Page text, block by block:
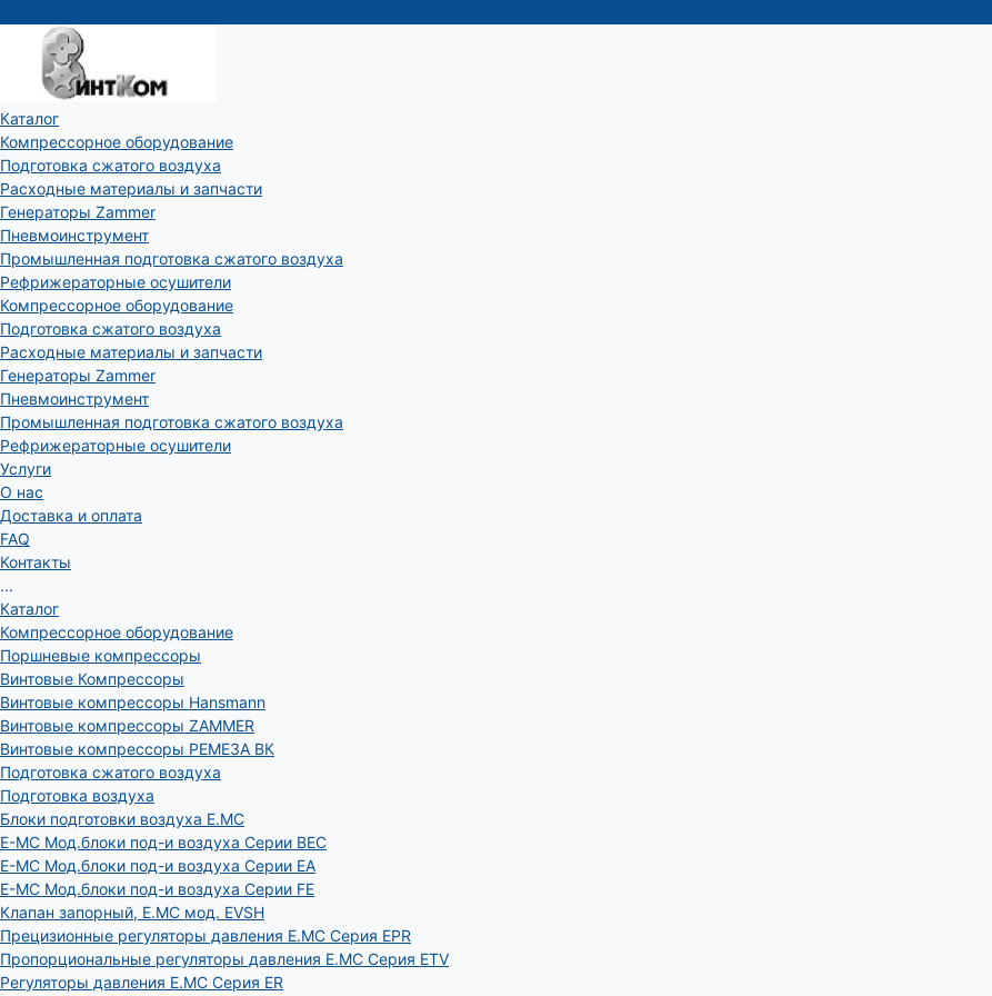
Каталог
Компрессорное оборудование
Подготовка сжатого воздуха
Расходные материалы и запчасти
Генераторы Zammer
Пневмоинструмент
Промышленная подготовка сжатого воздуха
Рефрижераторные осушители
Компрессорное оборудование
Подготовка сжатого воздуха
Расходные материалы и запчасти
Генераторы Zammer
Пневмоинструмент
Промышленная подготовка сжатого воздуха
Рефрижераторные осушители
Услуги
О нас
Доставка и оплата
FAQ
Контакты
...
Каталог
Компрессорное оборудование
Поршневые компрессоры
Винтовые Компрессоры
Винтовые компрессоры Hansmann
Винтовые компрессоры ZAMMER
Винтовые компрессоры РЕМЕЗА ВК
Подготовка сжатого воздуха
Подготовка воздуха
Блоки подготовки воздуха E.MC
E-MC Мод.блоки под-и воздуха Серии BEC
E-MC Мод.блоки под-и воздуха Серии EA
E-MC Мод.блоки под-и воздуха Серии FE
Клапан запорный, E.MC мод. EVSH
Прецизионные регуляторы давления E.MC Серия EPR
Пропорциональные регуляторы давления E.MC Серия ETV
Регуляторы давления E.MC Серия ER